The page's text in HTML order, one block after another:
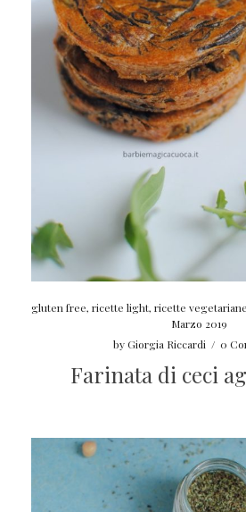
gluten free,ricette light,ricette
Marzo 2019
byGiorgia Riccardi / 0
Farinata di ceci